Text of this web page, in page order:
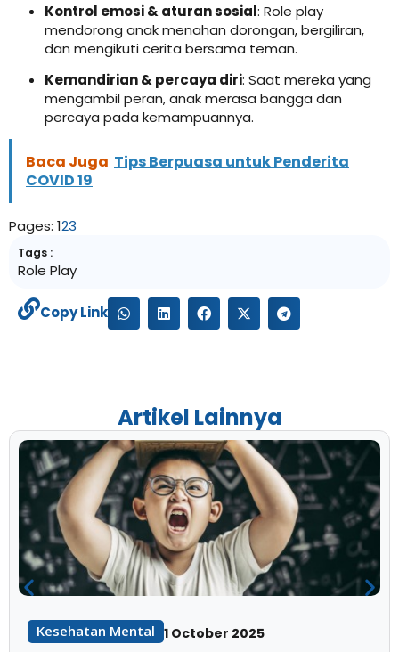
Copy Link
Kontrol emosi & aturan sosial: Role play
mendorong anak menahan dorongan, bergiliran,
dan mengikuti cerita bersama teman.
Kemandirian & percaya diri: Saat mereka yang
mengambil peran, anak merasa bangga dan
percaya pada kemampuannya.
Baca Juga Tips Berpuasa untuk Penderita
COVID 19
Pages: 123
Tags :
Role Play
Artikel Lainnya
Kesehatan Mental 1 October 2025